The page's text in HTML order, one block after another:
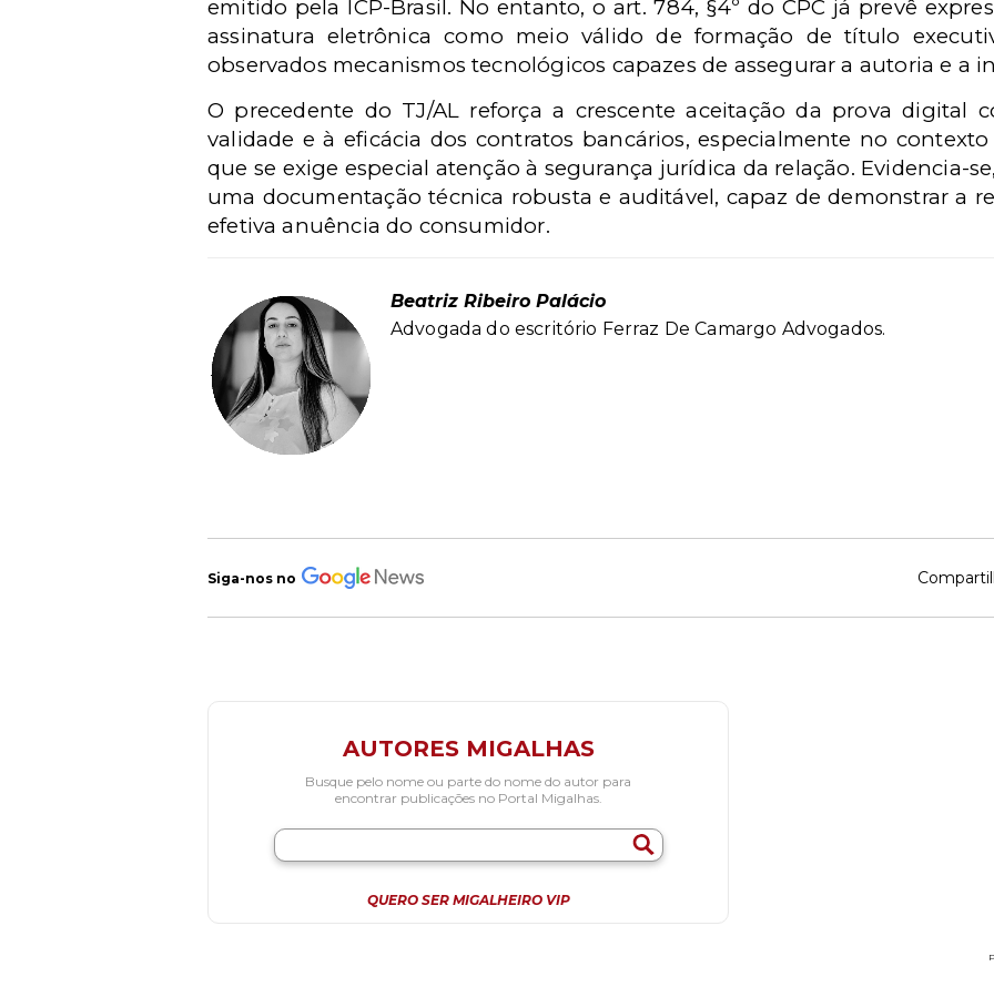
emitido pela ICP-Brasil. No entanto, o art. 784, §4º do CPC já prevê
assinatura eletrônica como meio válido de formação de título
observados mecanismos tecnológicos capazes de assegurar a autoria e a
O precedente do TJ/AL reforça a crescente aceitação da prova digital
validade e à eficácia dos contratos bancários, especialmente no
que se exige especial atenção à segurança jurídica da relação. Evidencia-
uma documentação técnica robusta e auditável, capaz de demonstrar a
efetiva anuência do consumidor.
Beatriz Ribeiro Palácio
Advogada do escritório Ferraz De Camargo Advogados.
Siga-nos no
AUTORES MIGALHAS
Busque pelo nome ou parte do nome do autor para
encontrar publicações no Portal Migalhas.
QUERO SER MIGALHEIRO VIP